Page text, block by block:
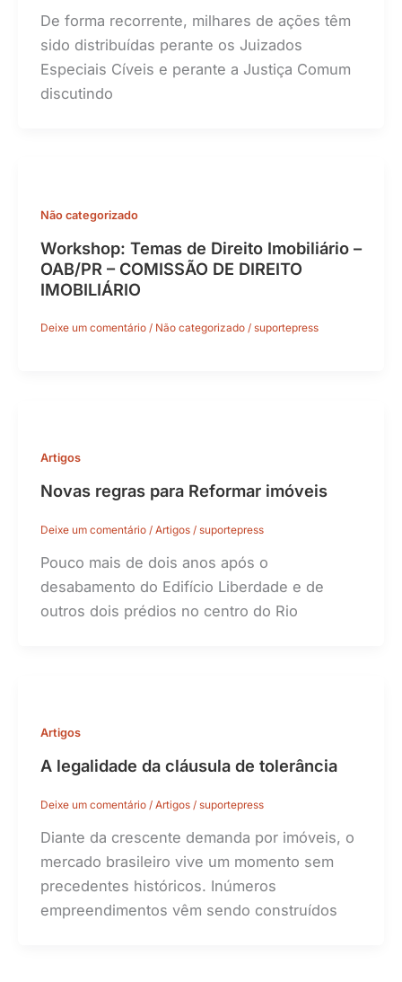
De forma recorrente, milhares de ações têm
sido distribuídas perante os Juizados
Especiais Cíveis e perante a Justiça Comum
discutindo
Não categorizado
Workshop: Temas de Direito Imobiliário –
OAB/PR – COMISSÃO DE DIREITO
IMOBILIÁRIO
Deixe um comentário / Não categorizado/ suportepress
Artigos
Novas regras para Reformar imóveis
Deixe um comentário / Artigos/ suportepress
Pouco mais de dois anos após o
desabamento do Edifício Liberdade e de
outros dois prédios no centro do Rio
Artigos
A legalidade da cláusula de tolerância
Deixe um comentário / Artigos/ suportepress
Diante da crescente demanda por imóveis, o
mercado brasileiro vive um momento sem
precedentes históricos. Inúmeros
empreendimentos vêm sendo construídos